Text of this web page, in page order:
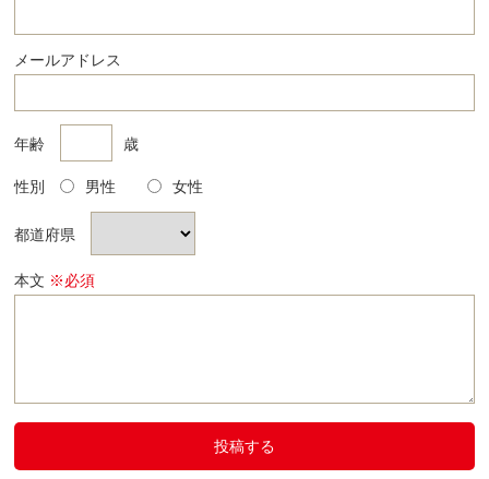
メールアドレス
年齢 歳
性別 男性 女性
都道府県
本文 ※必須
投稿する